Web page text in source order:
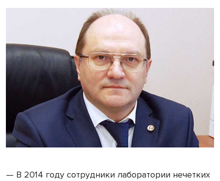
— В 2014 году сотрудники лаборатории нечетких